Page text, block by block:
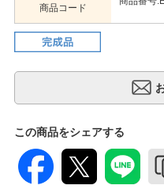
商品コード
この商品をシェアする